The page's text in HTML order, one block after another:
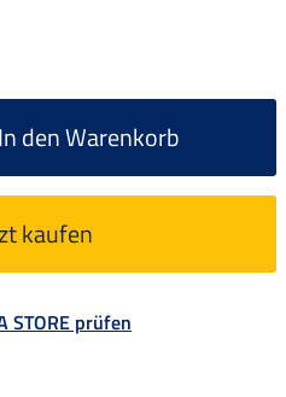
In den Warenkorb
kaufen
STORE prüfen